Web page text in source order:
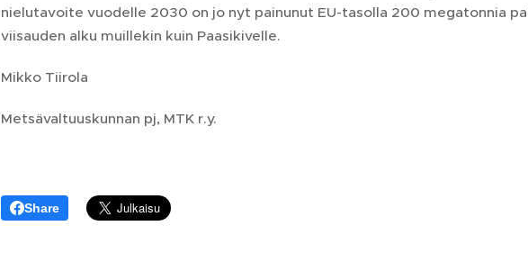
nielutavoite vuodelle 2030 on jo nyt painunut EU-tasolla 200 megatonnia
viisauden alku muillekin kuin Paasikivelle.
Mikko Tiirola
Metsävaltuuskunnan pj, MTK r.y.
Share